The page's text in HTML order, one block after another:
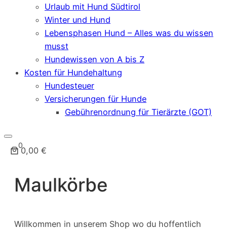
Urlaub mit Hund Südtirol
Winter und Hund
Lebensphasen Hund – Alles was du wissen
musst
Hundewissen von A bis Z
Kosten für Hundehaltung
Hundesteuer
Versicherungen für Hunde
Gebührenordnung für Tierärzte (GOT)
0
0,00 €
Maulkörbe
Willkommen in unserem Shop wo du hoffentlich